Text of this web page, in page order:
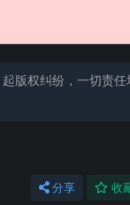
版权纠纷，一切责任
分享 收